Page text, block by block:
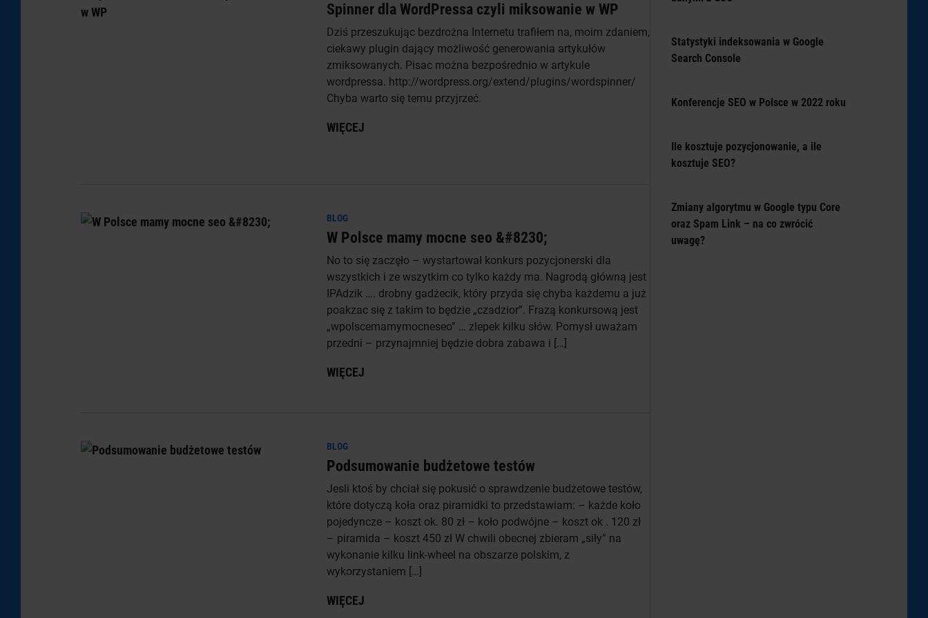
Spinner dla WordPressa czyli miksowanie w WP
Dziś przeszukując bezdrożna Internetu trafiłem na, moim zdaniem,
ciekawy plugin dający możliwość generowania artykułów
zmiksowanych. Pisac można bezpośrednio w artykule
wordpressa. http://wordpress.org/extend/plugins/wordspinner/
Chyba warto się temu przyjrzeć.
WIĘCEJ
BLOG
W Polsce mamy mocne seo &#8230;
No to się zaczęło – wystartował konkurs pozycjonerski dla
wszystkich i ze wszytkim co tylko każdy ma. Nagrodą główną jest
IPAdzik …. drobny gadżecik, który przyda się chyba każdemu a już
poakzac się z takim to będzie „czadzior”. Frazą konkursową jest
„wpolscemamymocneseo” … zlepek kilku słów. Pomysł uważam
przedni – przynajmniej będzie dobra zabawa i […]
WIĘCEJ
BLOG
Podsumowanie budżetowe testów
Jesli ktoś by chciał się pokusić o sprawdzenie budżetowe testów,
które dotyczą koła oraz piramidki to przedstawiam: – każde koło
pojedyncze – koszt ok. 80 zł – koło podwójne – koszt ok . 120 zł
– piramida – koszt 450 zł W chwili obecnej zbieram „siły” na
wykonanie kilku link-wheel na obszarze polskim, z
wykorzystaniem […]
WIĘCEJ
Statystyki indeksowania w Google
Search Console
Konferencje SEO w Polsce w 2022 roku
Ile kosztuje pozycjonowanie, a ile
kosztuje SEO?
Zmiany algorytmu w Google typu Core
oraz Spam Link – na co zwrócić
uwagę?